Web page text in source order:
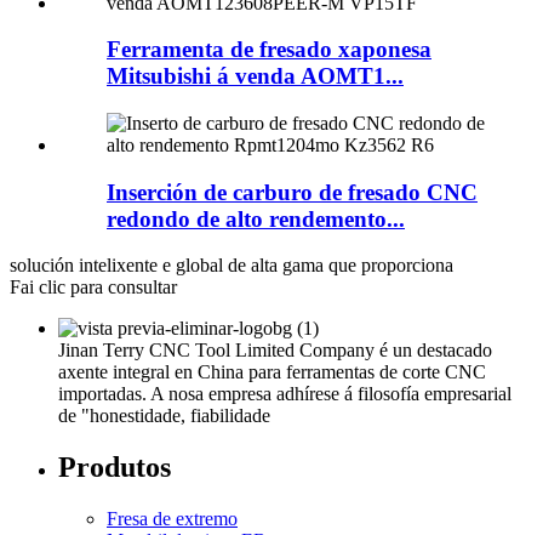
Ferramenta de fresado xaponesa
Mitsubishi á venda AOMT1...
Inserción de carburo de fresado CNC
redondo de alto rendemento...
solución intelixente e global de alta gama que proporciona
Fai clic para consultar
Jinan Terry CNC Tool Limited Company é un destacado
axente integral en China para ferramentas de corte CNC
importadas. A nosa empresa adhírese á filosofía empresarial
de "honestidade, fiabilidade
Produtos
Fresa de extremo